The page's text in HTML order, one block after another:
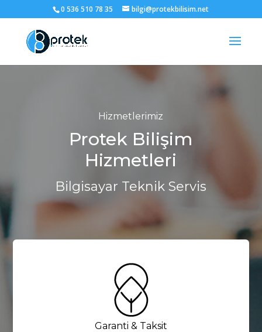
0 536 510 78 35 bilgi@protekbilisim.net
Hizmetlerimiz
Protek Bilişim
Hizmetleri
Bilgisayar Teknik Servis
Garanti & Taksit